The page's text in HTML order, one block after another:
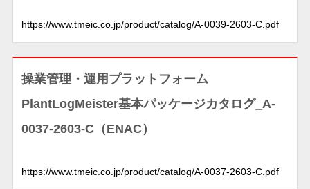
https://www.tmeic.co.jp/product/catalog/A-0039-2603-C.pdf
操業管理・運用プラットフォーム
PlantLogMeister基本パッケージカタログ_A-
0037-2603-C（ENAC）
https://www.tmeic.co.jp/product/catalog/A-0037-2603-C.pdf